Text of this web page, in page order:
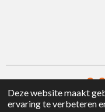
Deze website maakt
ervaring te verbeteren